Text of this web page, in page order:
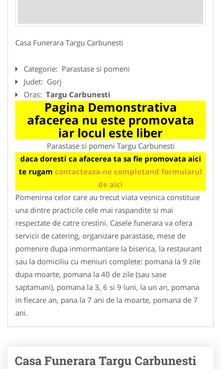
Casa Funerara Targu Carbunesti
Categorie: Parastase si pomeni
Judet: Gorj
Oras: Targu Carbunesti
Pagina Demonstrativa
afacerea nu este promovata
iar locul este liber
Parastase si pomeni Targu Carbunesti
daca doresti ca afacerea ta sa fie promovata aici
te rugam contacteaza-ne completand formularul
de aici
Pomenirea celor care au trecut viata vesnica constituie
una dintre practicile cele mai raspandite si mai
respectate de catre crestini. Casele funerara va ofera
servicii de catering, organizare parastase, mese de
pomenire dupa inmormantare la biserica, la restaurant
sau la domiciliu cu meniuri complete: pomana la 9 zile
dupa moarte, pomana la 40 de zile (sau sase
saptamani), pomana la 3, 6 si 9 luni, la un an, pomana
in fiecare an, pana la 7 ani de la moarte, pomana de 7
ani.
Casa Funerara Targu Carbunesti